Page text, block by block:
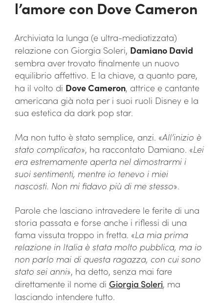
l’amore con Dove Cameron
Archiviata la lunga (e ultra-mediatizzata)
relazione con Giorgia Soleri, Damiano David
sembra aver trovato finalmente un nuovo
equilibrio affettivo. E la chiave, a quanto pare,
ha il volto di Dove Cameron, attrice e cantante
americana già nota per i suoi ruoli Disney e la
sua estetica da dark pop star.
Ma non tutto è stato semplice, anzi. «All’inizio è
stato complicato», ha raccontato Damiano. «Lei
era estremamente aperta nel dimostrarmi i
suoi sentimenti, mentre io tenevo i miei
nascosti. Non mi fidavo più di me stesso».
Parole che lasciano intravedere le ferite di una
storia passata e forse anche i riflessi di una
fama vissuta troppo in fretta. «La mia prima
relazione in Italia è stata molto pubblica, ma io
non parlo mai di questa ragazza, con cui sono
stato sei anni», ha detto, senza mai fare
direttamente il nome di Giorgia Soleri, ma
lasciando intendere tutto.